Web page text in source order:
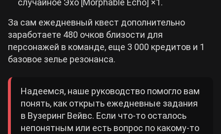
случайное Эхо [Morphable Echo] ×1.
За сам ежедневный квест дополнительно
заработаете 480 очков близости для
персонажей в команде, еще 3 000 кредитов и 1
базовое зелье резонанса.
Надеемся, наше руководство помогло вам
понять, как открыть ежедневные задания
в Вузеринг Вейвс. Если что-то осталось
непонятным или есть вопрос по какому-то